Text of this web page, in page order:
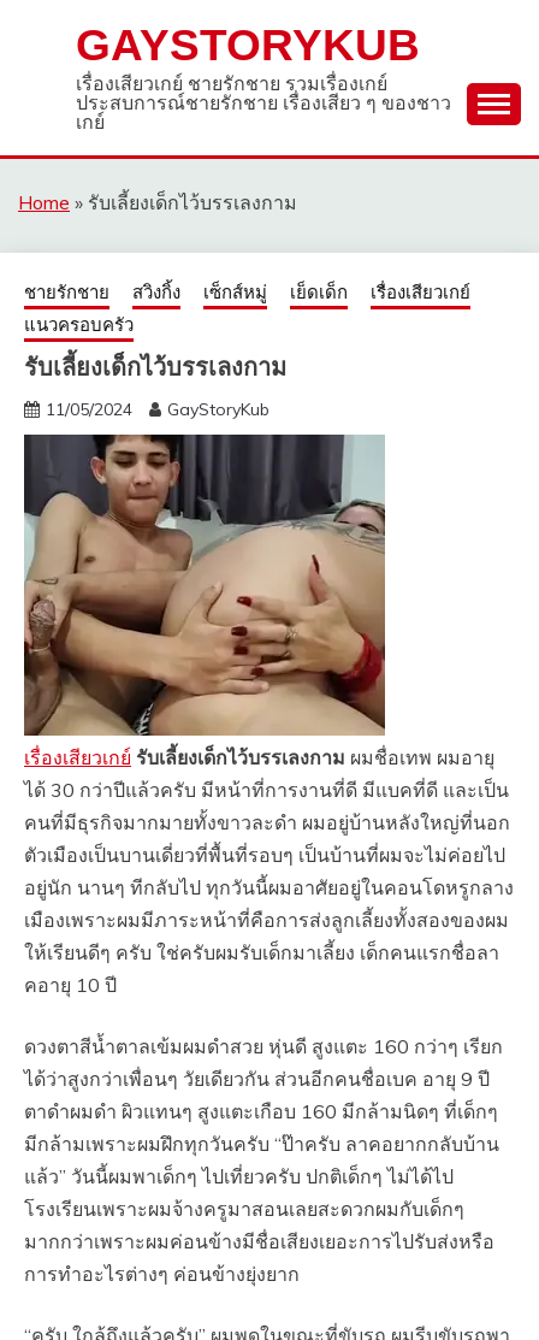
GAYSTORYKUB
เรื่องเสียวเกย์ ชายรักชาย รวมเรื่องเกย์
ประสบการณ์ชายรักชาย เรื่องเสียว ๆ ของชาว
เกย์
Home » รับเลี้ยงเด็กไว้บรรเลงกาม
ชายรักชาย สวิงกิ้ง เซ็กส์หมู่ เย็ดเด็ก
เรื่องเสียวเกย์
แนวครอบครัว
รับเลี้ยงเด็กไว้บรรเลงกาม
11/05/2024 GayStoryKub
เรื่องเสียวเกย์ รับเลี้ยงเด็กไว้บรรเลงกาม ผมชื่อเทพ ผมอายุ
ได้ 30 กว่าปีแล้วครับ มีหน้าที่การงานที่ดี มีแบคที่ดี และเป็น
คนที่มีธุรกิจมากมายทั้งขาวละดำ ผมอยู่บ้านหลังใหญ่ที่นอก
ตัวเมืองเป็นบานเดี่ยวที่พื้นที่รอบๆ เป็นบ้านที่ผมจะไม่ค่อยไป
อยู่นัก นานๆ ทีกลับไป ทุกวันนี้ผมอาศัยอยู่ในคอนโดหรูกลาง
เมืองเพราะผมมีภาระหน้าที่คือการส่งลูกเลี้ยงทั้งสองของผม
ให้เรียนดีๆ ครับ ใช่ครับผมรับเด็กมาเลี้ยง เด็กคนแรกชื่อลา
คอายุ 10 ปี
ดวงตาสีน้ำตาลเข้มผมดำสวย หุ่นดี สูงแตะ 160 กว่าๆ เรียก
ได้ว่าสูงกว่าเพื่อนๆ วัยเดียวกัน ส่วนอีกคนชื่อเบค อายุ 9 ปี
ตาดำผมดำ ผิวแทนๆ สูงแตะเกือบ 160 มีกล้ามนิดๆ ที่เด็กๆ
มีกล้ามเพราะผมฝึกทุกวันครับ “ป๊าครับ ลาคอยากกลับบ้าน
แล้ว” วันนี้ผมพาเด็กๆ ไปเที่ยวครับ ปกติเด็กๆ ไม่ได้ไป
โรงเรียนเพราะผมจ้างครูมาสอนเลยสะดวกผมกับเด็กๆ
มากกว่าเพราะผมค่อนข้างมีชื่อเสียงเยอะการไปรับส่งหรือ
การทำอะไรต่างๆ ค่อนข้างยุ่งยาก
“ครับ ใกล้ถึงแล้วครับ” ผมพูดในขณะที่ขับรถ ผมรีบขับรถพา